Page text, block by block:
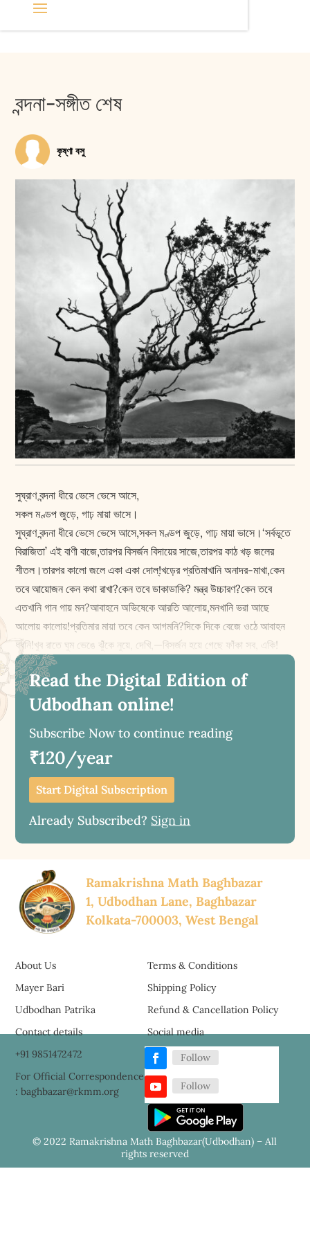
বন্দনা-সঙ্গীত শেষ
কৃষ্ণা বসু
সুঘ্রাণ বন্দনা ধীরে ভেসে ভেসে আসে,
সকল মণ্ডপ জুড়ে, গাঢ় মায়া ভাসে।
সুঘ্রাণ বন্দনা ধীরে ভেসে ভেসে আসে,সকল মণ্ডপ জুড়ে, গাঢ় মায়া ভাসে।‘সর্বভূতে
বিরাজিতা’ এই বাণী বাজে,তারপর বিসর্জন বিদায়ের সাজে,তারপর কাঠ খড় জলের
শীতল।তারপর কালো জলে একা একা দোল্!খড়ের প্রতিমাখানি অনাদর-মাখা,কেন
তবে আয়োজন কেন কথা রাখা?কেন তবে ডাকাডাকি? মন্ত্র উচ্চারণ?কেন তবে
এতখানি গান গায় মন?আবাহনে অভিষেকে আরতি আলোয়,মনখানি ভরা আছে
আলোয় কালোয়!প্রতিমার মায়া তবে কেন আগমনি?দিকে দিকে বেজে ওঠে আবাহন
ধ্বনি!খুব রাতে ঘুম ভেঙে ঝুঁকে নুয়ে, দেখি,—বিসর্জন হয়ে গেছে ফাঁকা সব, একি!
Read the Digital Edition of
Udbodhan online!
Subscribe Now to continue reading
₹120/year
Start Digital Subscription
Already Subscribed? Sign in
Ramakrishna Math Baghbazar
1, Udbodhan Lane, Baghbazar
Kolkata-700003, West Bengal
About Us
Mayer Bari
Udbodhan Patrika
Terms & Conditions
Shipping Policy
Refund & Cancellation Policy
Contact details
+91 9851472472
For Official Correspondence
: baghbazar@rkmm.org
Social media
Follow
Follow
© 2022 Ramakrishna Math Baghbazar(Udbodhan) – All
rights reserved